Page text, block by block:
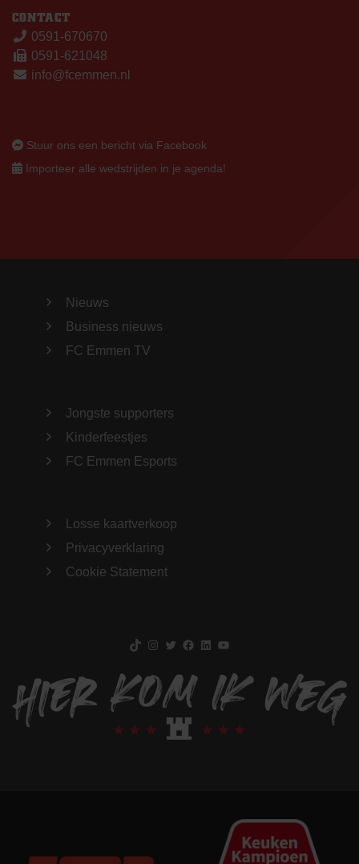
CONTACT
0591-670670
0591-621048
info@fcemmen.nl
Stuur ons een bericht via Facebook
Importeer alle wedstrijden in je agenda!
Nieuws
Business nieuws
FC Emmen TV
Jongste supporters
Kinderfeestjes
FC Emmen Esports
Losse kaartverkoop
Privacyverklaring
Cookie Statement